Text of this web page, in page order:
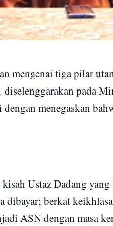
mengenai tiga pilar
diselenggarakan pada
menegaskan
Ustaz Dadang yang
berkat
ASN dengan masa